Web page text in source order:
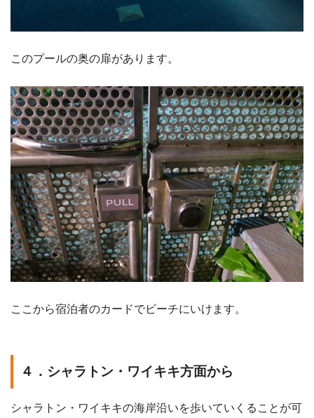
このプールの奥の扉があります。
ここから宿泊者のカードでビーチにいけます。
４．シャラトン・ワイキキ方面から
シャラトン・ワイキキの海岸沿いを歩いていくることが可